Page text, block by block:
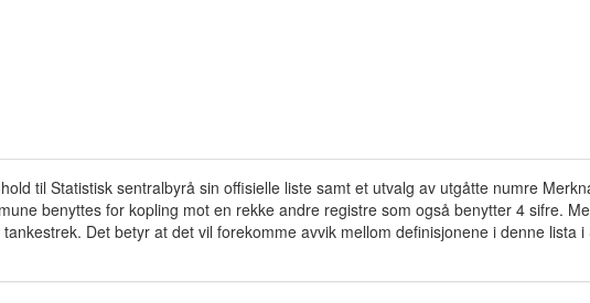
til Statistisk sentralbyrå sin offisielle liste samt et utvalg av utgåtte numre
benyttes for kopling mot en rekke andre registre som også benytter 4 sifre.
Det betyr at det vil forekomme avvik mellom definisjonene i denne lista